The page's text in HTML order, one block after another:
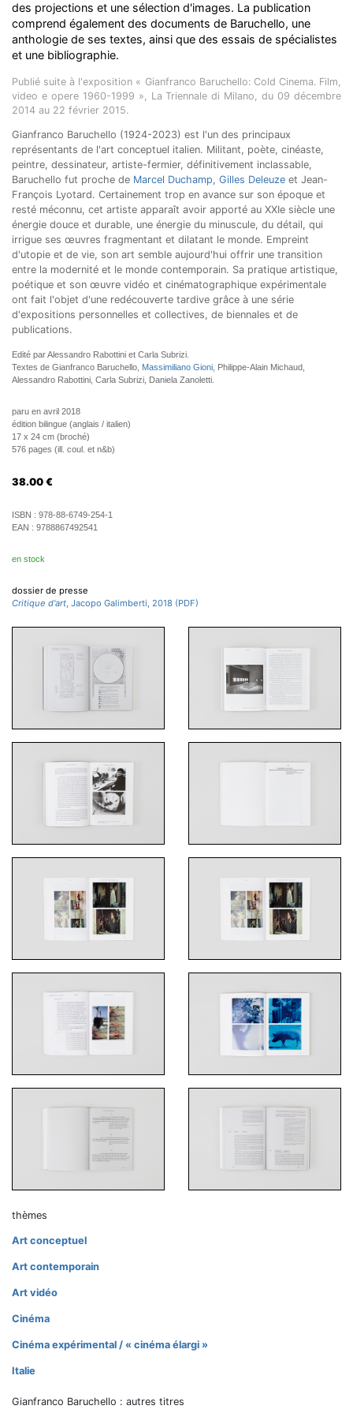
des projections et une sélection d'images. La publication
comprend également des documents de Baruchello, une
anthologie de ses textes, ainsi que des essais de spécialistes
et une bibliographie.
Publié suite à l'exposition « Gianfranco Baruchello: Cold Cinema. Film,
video e opere 1960-1999 », La Triennale di Milano, du 09 décembre
2014 au 22 février 2015.
Gianfranco Baruchello (1924-2023) est l'un des principaux
représentants de l'art conceptuel italien. Militant, poète, cinéaste,
peintre, dessinateur, artiste-fermier, définitivement inclassable,
Baruchello fut proche de Marcel Duchamp, Gilles Deleuze et Jean-
François Lyotard. Certainement trop en avance sur son époque et
resté méconnu, cet artiste apparaît avoir apporté au XXIe siècle une
énergie douce et durable, une énergie du minuscule, du détail, qui
irrigue ses œuvres fragmentant et dilatant le monde. Empreint
d'utopie et de vie, son art semble aujourd'hui offrir une transition
entre la modernité et le monde contemporain. Sa pratique artistique,
poétique et son œuvre vidéo et cinématographique expérimentale
ont fait l'objet d'une redécouverte tardive grâce à une série
d'expositions personnelles et collectives, de biennales et de
publications.
Edité par Alessandro Rabottini et Carla Subrizi.
Textes de Gianfranco Baruchello, Massimiliano Gioni , Philippe-Alain Michaud,
Alessandro Rabottini, Carla Subrizi, Daniela Zanoletti.
paru en avril 2018
édition bilingue (anglais / italien)
17 x 24 cm (broché)
576 pages (ill. coul. et n&b)
38.00 €
ISBN : 978-88-6749-254-1
EAN : 9788867492541
en stock
dossier de presse
Critique d'art, Jacopo Galimberti, 2018 (PDF)
thèmes
Art conceptuel
Art contemporain
Art vidéo
Cinéma
Cinéma expérimental / « cinéma élargi »
Italie
Gianfranco Baruchello : autres titres